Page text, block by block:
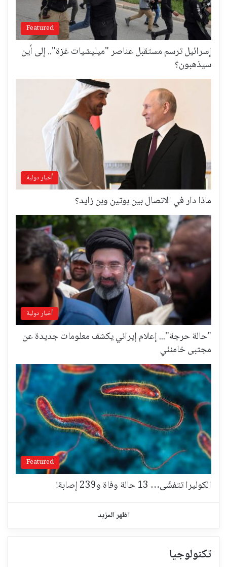
Featured
إسرائيل ترسم مستقبل عناصر "ميليشيات غزة".. إلى أين
سيذهبون؟
أخبار دولية
ماذا دار في الاتصال بين بوتين وبن زايد؟
أخبار دولية
"حالة حرجة"... إعلام إيراني يكشف معلومات جديدة عن
مجتبى خامنئي
Featured
الكوليرا تتفشّى… 13 حالة وفاة و239 إصابة!
اظهر المزيد
تكنولوجيا